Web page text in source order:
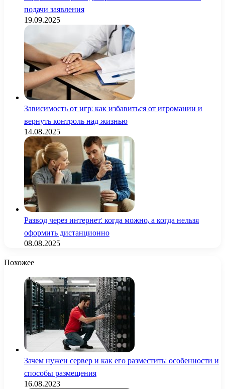
подачи заявления
19.09.2025
Зависимость от игр: как избавиться от игромании и
вернуть контроль над жизнью
14.08.2025
Развод через интернет: когда можно, а когда нельзя
оформить дистанционно
08.08.2025
Похожее
Зачем нужен сервер и как его разместить: особенности и
способы размещения
16.08.2023